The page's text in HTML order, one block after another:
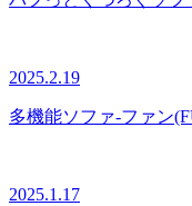
2025.2.19
多機能ソファ-ファン
2025.1.17